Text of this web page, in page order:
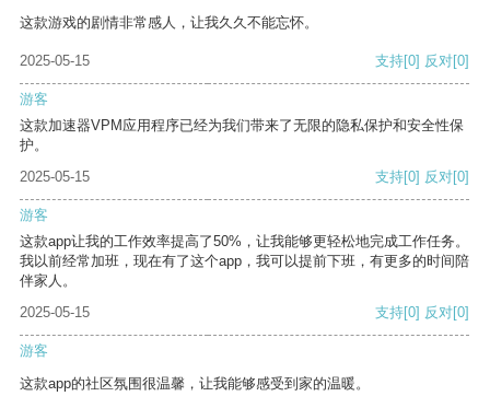
这款游戏的剧情非常感人，让我久久不能忘怀。
2025-05-15 支持[0] 反对[0]
游客
这款加速器VPM应用程序已经为我们带来了无限的隐私保护和安全性保
护。
2025-05-15
支持[0] 反对[0]
游客
这款app让我的工作效率提高了50%，让我能够更轻松地完成工作任务。
我以前经常加班，现在有了这个app，我可以提前下班，有更多的时间陪
伴家人。
2025-05-15
支持[0] 反对[0]
游客
这款app的社区氛围很温馨，让我能够感受到家的温暖。